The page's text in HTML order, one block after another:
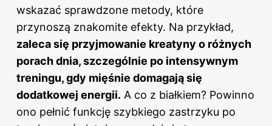
wskazać sprawdzone metody, które
przynoszą znakomite efekty. Na przykład,
zaleca się przyjmowanie kreatyny o różnych
porach dnia, szczególnie po intensywnym
treningu, gdy mięśnie domagają się
dodatkowej energii. A co z białkiem? Powinno
ono pełnić funkcję szybkiego zastrzyku po